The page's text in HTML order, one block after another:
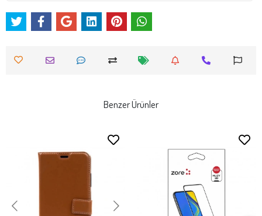
Benzer Ürünler